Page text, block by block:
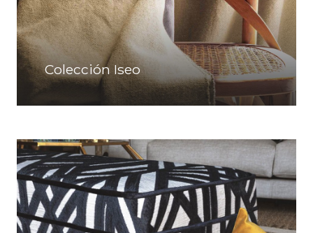
Colección Iseo